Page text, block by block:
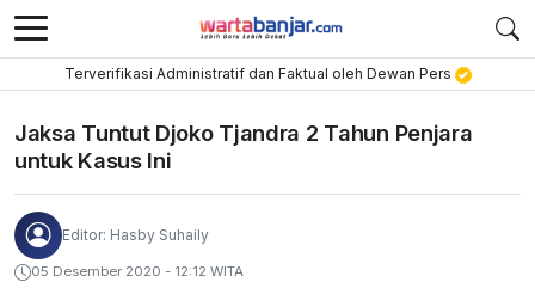
Terverifikasi Administratif dan Faktual oleh Dewan Pers
Jaksa Tuntut Djoko Tjandra 2 Tahun Penjara
untuk Kasus Ini
Editor: Hasby Suhaily
05 Desember 2020 - 12:12 WITA